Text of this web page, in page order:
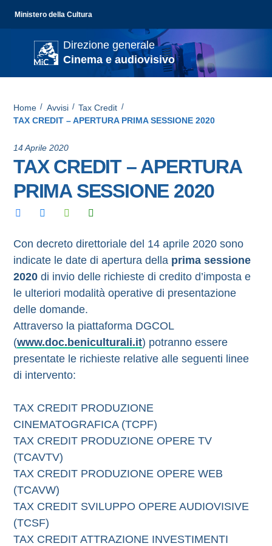
Ministero della Cultura
Direzione generale
Cinema e audiovisivo
Home / Avvisi / Tax Credit /
TAX CREDIT – APERTURA PRIMA SESSIONE 2020
14 Aprile 2020
TAX CREDIT – APERTURA
PRIMA SESSIONE 2020
Con decreto direttoriale del 14 aprile 2020 sono
indicate le date di apertura della prima sessione
2020 di invio delle richieste di credito d’imposta e
le ulteriori modalità operative di presentazione
delle domande.
Attraverso la piattaforma DGCOL
(www.doc.beniculturali.it) potranno essere
presentate le richieste relative alle seguenti linee
di intervento:
TAX CREDIT PRODUZIONE
CINEMATOGRAFICA (TCPF)
TAX CREDIT PRODUZIONE OPERE TV
(TCAVTV)
TAX CREDIT PRODUZIONE OPERE WEB
(TCAVW)
TAX CREDIT SVILUPPO OPERE AUDIOVISIVE
(TCSF)
TAX CREDIT ATTRAZIONE INVESTIMENTI